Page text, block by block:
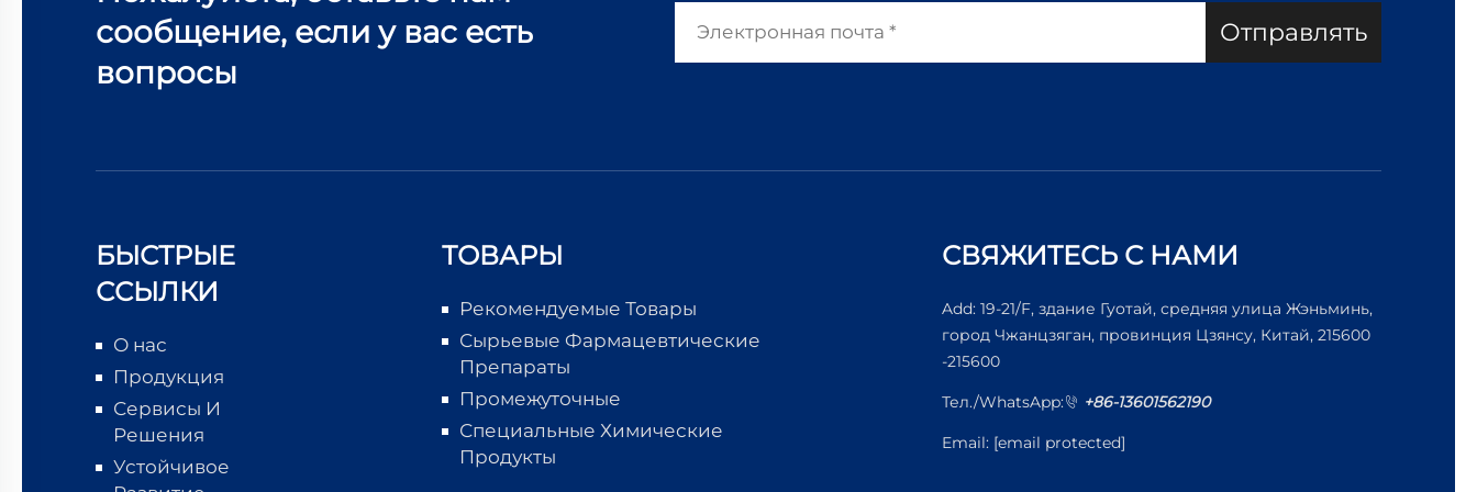
сообщение, если у вас есть
вопросы
Отправлять
БЫСТРЫЕ
ССЫЛКИ
О нас
Продукция
Сервисы И
Решения
Устойчивое
ТОВАРЫ
Рекомендуемые Товары
Сырьевые Фармацевтические
Препараты
Промежуточные
Специальные Химические
Продукты
СВЯЖИТЕСЬ С НАМИ
Add: 19-21/F, здание Гуотай, средняя улица Жэньминь,
город Чжанцзяган, провинция Цзянсу, Китай, 215600
-215600
Тел./WhatsApp: +86-13601562190
Email: [email protected]